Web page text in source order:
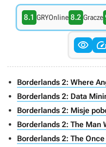
8.1 GRYOnline 8.2 Gracze
 
Borderlands 2: Where
Borderlands 2: Data
Borderlands 2: Misje
Borderlands 2: The Man
Borderlands 2: The